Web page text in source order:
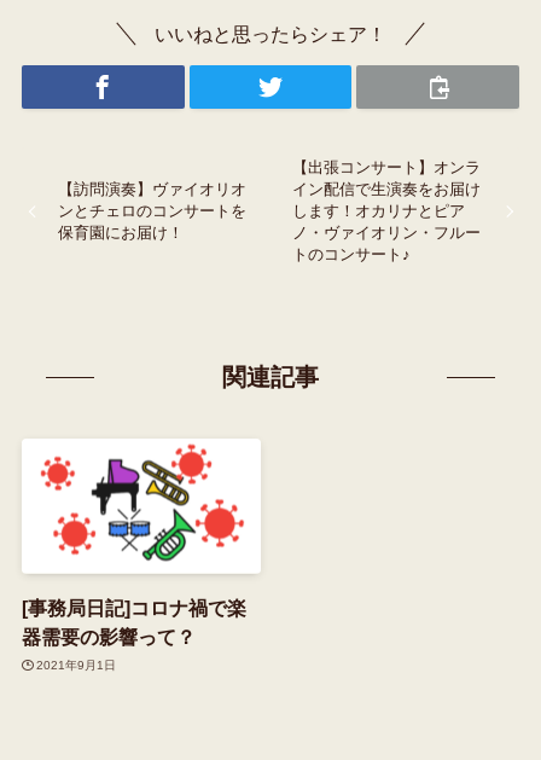
いいねと思ったらシェア！
【訪問演奏】ヴァイオリオ
ンとチェロのコンサートを
保育園にお届け！
【出張コンサート】オンラ
イン配信で生演奏をお届け
します！オカリナとピア
ノ・ヴァイオリン・フルー
トのコンサート♪
関連記事
[事務局日記]コロナ禍で楽
器需要の影響って？
2021年9月1日